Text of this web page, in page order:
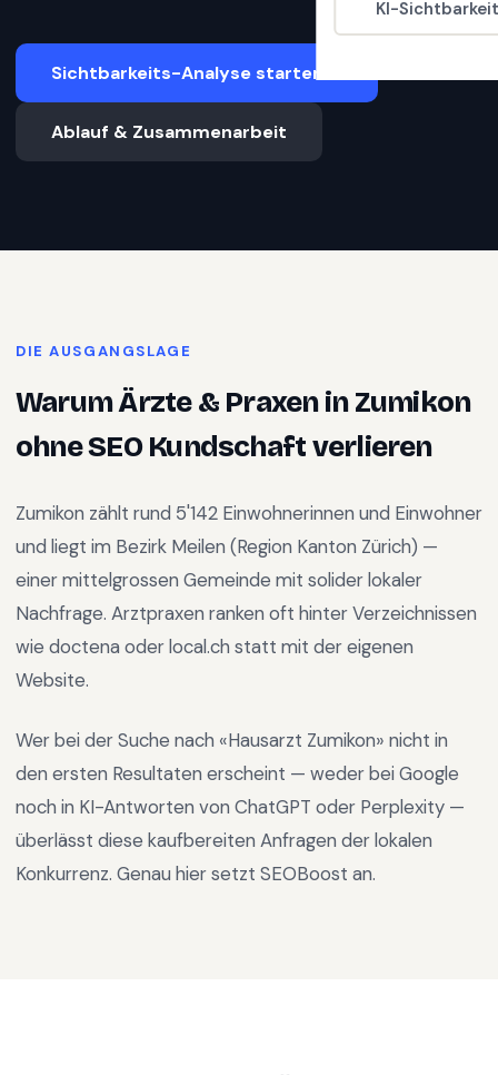
KI-
Sichtbarkeits-Analyse starten
Ablauf & Zusammenarbeit
DIE AUSGANGSLAGE
WarumÄrzte & PraxeninZumikon
ohne SEO Kundschaft verlieren
Zumikon zählt rund 5'142 Einwohnerinnen und Einwohner
und liegt im Bezirk Meilen (Region Kanton Zürich) —
einer mittelgrossen Gemeinde mit solider lokaler
Nachfrage. Arztpraxen ranken oft hinter Verzeichnissen
wie doctena oder local.ch statt mit der eigenen
Website.
Wer bei der Suche nach «Hausarzt Zumikon» nicht in
den ersten Resultaten erscheint — weder bei Google
noch in KI-Antworten von ChatGPT oder Perplexity —
überlässt diese kaufbereiten Anfragen der lokalen
Konkurrenz. Genau hier setzt SEOBoost an.